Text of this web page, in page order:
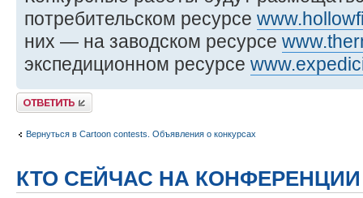
потребительском ресурсе
них — на заводском ресурсе
экспедиционном ресурсе
Ответить
Вернуться в Cartoon contests. Объявления о конкурсах
КТО СЕЙЧАС НА КОНФЕРЕНЦИИ